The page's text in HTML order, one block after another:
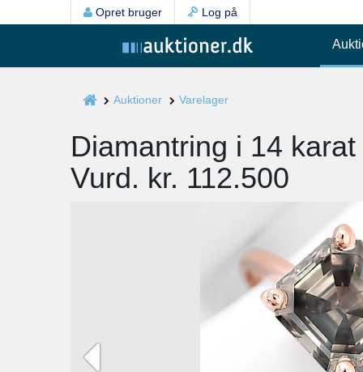
Opret bruger Log på
Auktioner Varelager
Diamantring i 14
Vurd. kr. 112.500